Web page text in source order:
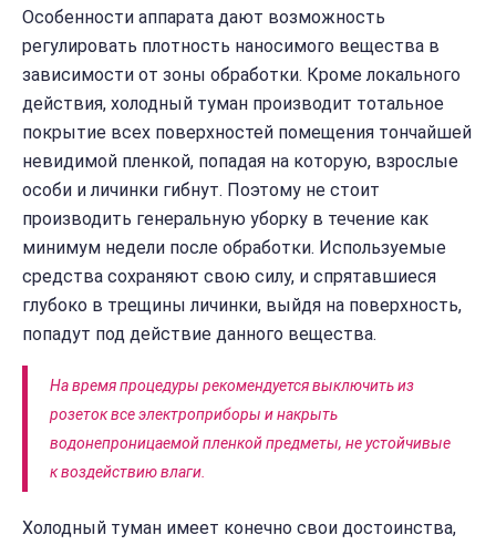
Особенности аппарата дают возможность
регулировать плотность наносимого вещества в
зависимости от зоны обработки. Кроме локального
действия, холодный туман производит тотальное
покрытие всех поверхностей помещения тончайшей
невидимой пленкой, попадая на которую, взрослые
особи и личинки гибнут. Поэтому не стоит
производить генеральную уборку в течение как
минимум недели после обработки. Используемые
средства сохраняют свою силу, и спрятавшиеся
глубоко в трещины личинки, выйдя на поверхность,
попадут под действие данного вещества.
На время процедуры рекомендуется выключить из
розеток все электроприборы и накрыть
водонепроницаемой пленкой предметы, не устойчивые
к воздействию влаги.
Холодный туман имеет конечно свои достоинства,